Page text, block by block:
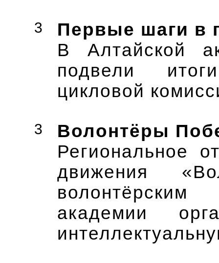
3
Первые шаги в
В Алтайской
подвели
цикловой
3
Волонтёры
Региональное
движения
академии